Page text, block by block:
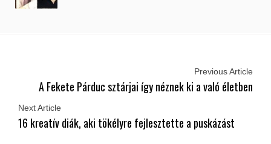
Previous Article
A Fekete Párduc sztárjai így néznek ki a való életben
Next Article
16 kreatív diák, aki tökélyre fejlesztette a puskázást